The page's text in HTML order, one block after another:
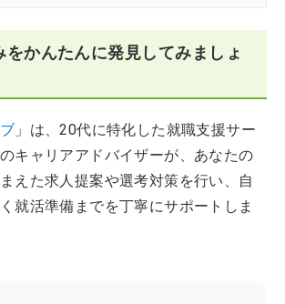
をかんたんに発見してみましょ
」は、20代に特化した就職支援サー
キャリアアドバイザーが、あなたの
えた求人提案や選考対策を行い、自
就活準備までを丁寧にサポートしま